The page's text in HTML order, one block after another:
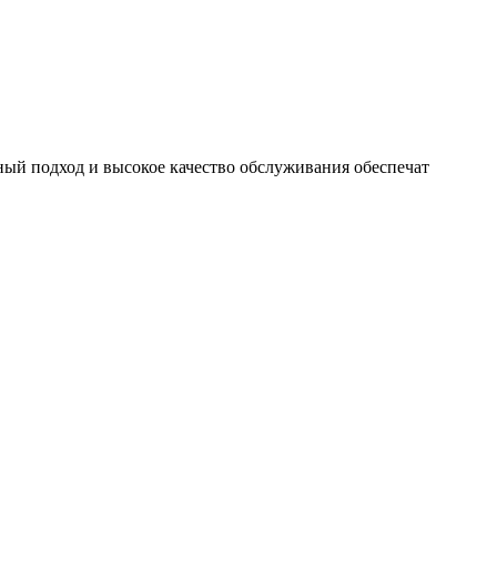
подход и высокое качество обслуживания обеспечат